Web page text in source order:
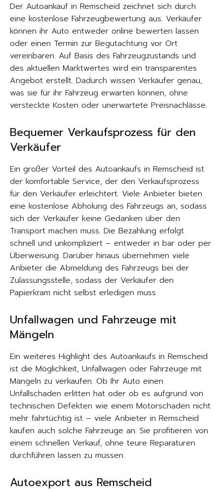
Der Autoankauf in Remscheid zeichnet sich durch
eine kostenlose Fahrzeugbewertung aus. Verkäufer
können ihr Auto entweder online bewerten lassen
oder einen Termin zur Begutachtung vor Ort
vereinbaren. Auf Basis des Fahrzeugzustands und
des aktuellen Marktwertes wird ein transparentes
Angebot erstellt. Dadurch wissen Verkäufer genau,
was sie für ihr Fahrzeug erwarten können, ohne
versteckte Kosten oder unerwartete Preisnachlässe.
Bequemer Verkaufsprozess für den
Verkäufer
Ein großer Vorteil des Autoankaufs in Remscheid ist
der komfortable Service, der den Verkaufsprozess
für den Verkäufer erleichtert. Viele Anbieter bieten
eine kostenlose Abholung des Fahrzeugs an, sodass
sich der Verkäufer keine Gedanken über den
Transport machen muss. Die Bezahlung erfolgt
schnell und unkompliziert – entweder in bar oder per
Überweisung. Darüber hinaus übernehmen viele
Anbieter die Abmeldung des Fahrzeugs bei der
Zulassungsstelle, sodass der Verkäufer den
Papierkram nicht selbst erledigen muss.
Unfallwagen und Fahrzeuge mit
Mängeln
Ein weiteres Highlight des Autoankaufs in Remscheid
ist die Möglichkeit, Unfallwagen oder Fahrzeuge mit
Mängeln zu verkaufen. Ob Ihr Auto einen
Unfallschaden erlitten hat oder ob es aufgrund von
technischen Defekten wie einem Motorschaden nicht
mehr fahrtüchtig ist – viele Anbieter in Remscheid
kaufen auch solche Fahrzeuge an. Sie profitieren von
einem schnellen Verkauf, ohne teure Reparaturen
durchführen lassen zu müssen.
Autoexport aus Remscheid